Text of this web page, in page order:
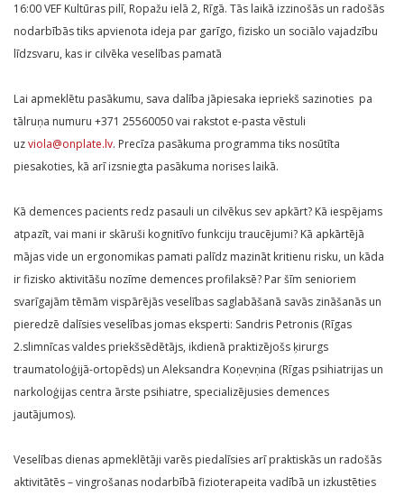
16:00 VEF Kultūras pilī, Ropažu ielā 2, Rīgā. Tās laikā izzinošās un radošās
nodarbībās tiks apvienota ideja par garīgo, fizisko un sociālo vajadzību
līdzsvaru, kas ir cilvēka veselības pamatā
Lai apmeklētu pasākumu, sava dalība jāpiesaka iepriekš sazinoties pa
tālruņa numuru +371 25560050 vai rakstot e-pasta vēstuli
uzviola@onplate.lv. Precīza pasākuma programma tiks nosūtīta
piesakoties, kā arī izsniegta pasākuma norises laikā.
Kā demences pacients redz pasauli un cilvēkus sev apkārt? Kā iespējams
atpazīt, vai mani ir skāruši kognitīvo funkciju traucējumi? Kā apkārtējā
mājas vide un ergonomikas pamati palīdz mazināt kritienu risku, un kāda
ir fizisko aktivitāšu nozīme demences profilaksē? Par šīm senioriem
svarīgajām tēmām vispārējās veselības saglabāšanā savās zināšanās un
pieredzē dalīsies veselības jomas eksperti: Sandris Petronis (Rīgas
2.slimnīcas valdes priekšsēdētājs, ikdienā praktizējošs ķirurgs
traumatoloģijā-ortopēds) un Aleksandra Koņevņina (Rīgas psihiatrijas un
narkoloģijas centra ārste psihiatre, specializējusies demences
jautājumos).
Veselības dienas apmeklētāji varēs piedalīsies arī praktiskās un radošās
aktivitātēs – vingrošanas nodarbībā fizioterapeita vadībā un izkustēties